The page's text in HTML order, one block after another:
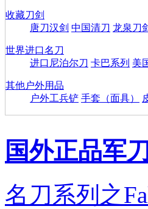
收藏刀剑
唐刀汉剑 中国清刀 龙泉刀
世界进口名刀
进口尼泊尔刀 卡巴系列 美
其他户外用品
户外工兵铲 手套（面具）
国外正品军刀
名刀系列之